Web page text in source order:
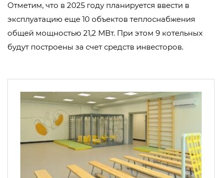
Отметим, что в 2025 году планируется ввести в
эксплуатацию еще 10 объектов теплоснабжения
общей мощностью 21,2 МВт. При этом 9 котельных
будут построены за счет средств инвесторов.